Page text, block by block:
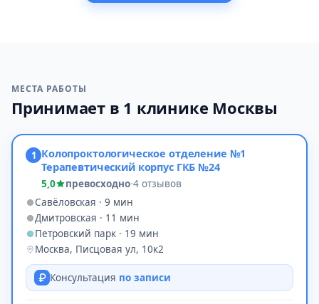
МЕСТА РАБОТЫ
Принимает в 1 клинике Москвы
1 Колопроктологическое отделение №1
Терапевтический корпус ГКБ №24
5,0 превосходно·4 отзывов
Савёловская · 9 мин
Дмитровская · 11 мин
Петровский парк · 19 мин
Москва, Писцовая ул, 10к2
Консультация по записи